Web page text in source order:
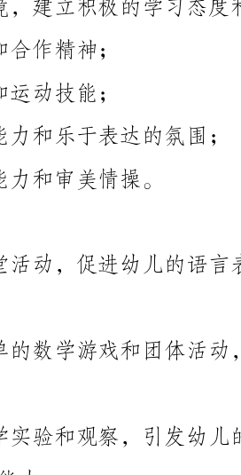
-艺术与创造：引导幼儿参与绘画、手工制作等艺术活动，培
-培养幼儿的语言表达能力和乐于表达的氛围；
-语言与沟通：通过课堂活动，促进幼儿的语言表达能力和听
-社会与生活：帮助幼儿学会与他人相处、分享和合作，培养